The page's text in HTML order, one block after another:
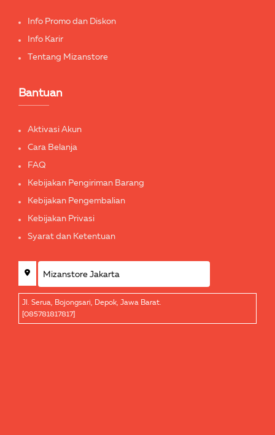
Info Promo dan Diskon
Info Karir
Tentang Mizanstore
Bantuan
Aktivasi Akun
Cara Belanja
FAQ
Kebijakan Pengiriman Barang
Kebijakan Pengembalian
Kebijakan Privasi
Syarat dan Ketentuan
Jl. Serua, Bojongsari, Depok, Jawa Barat.
[085781817817]